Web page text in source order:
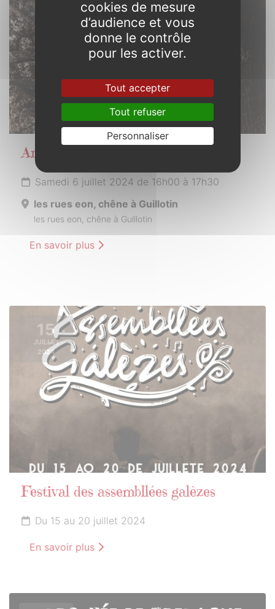
Arbres remarquables du Morbihan
Samedi 6 juillet 2024 de 16h00 à 17h30
les rues eon, chêne à Guillotin
les rues eon, chêne à Guillotin
En savoir plus
15
JUILLET
2024
Festival des assembllées galèzes
Du 15 au 20 juillet 2024
En savoir plus
cookies de mesure
d’audience et vous
donne le contrôle
pour les activer.
Tout accepter
Tout refuser
Personnaliser